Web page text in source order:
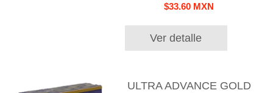
$33.60 MXN
Ver detalle
ULTRA ADVANCE GOLD